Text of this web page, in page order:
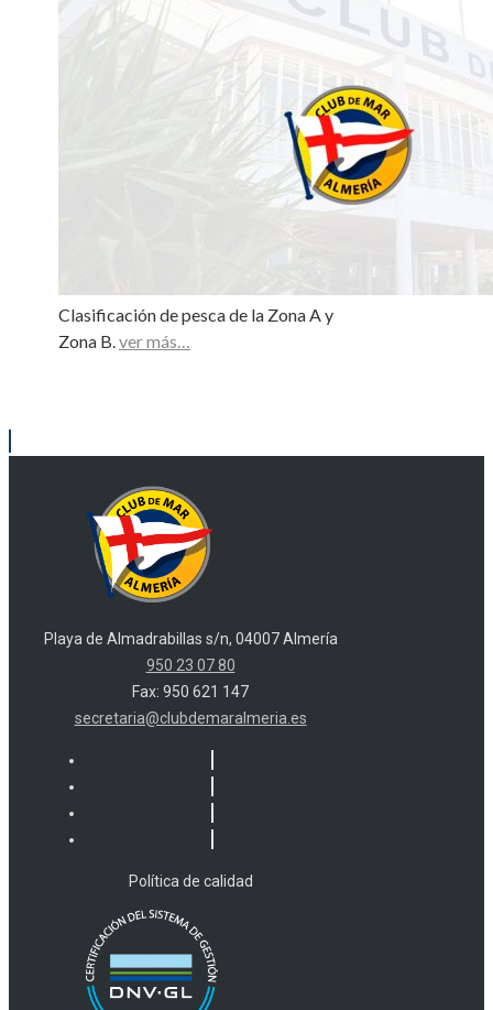
Clasificación de pesca de la Zona A y
Zona B.ver más…
Playa de Almadrabillas s/n, 04007 Almería
950 23 07 80
Fax: 950 621 147
secretaria@clubdemaralmeria.es
Política de calidad